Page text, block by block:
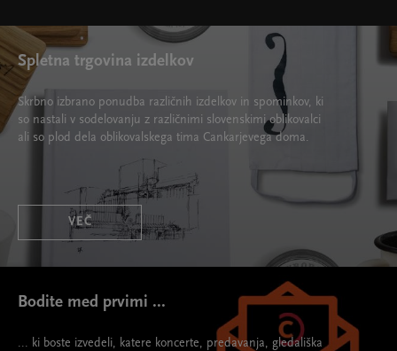
Spletna trgovina izdelkov
Skrbno izbrano ponudba različnih izdelkov in spominkov, ki
so nastali v sodelovanju z različnimi slovenskimi oblikovalci
ali so plod dela oblikovalskega tima Cankarjevega doma.
VEČ
Bodite med prvimi ...
... ki boste izvedeli, katere koncerte, predavanja, gledališka